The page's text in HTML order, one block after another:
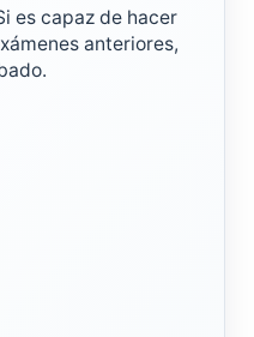
es capaz de hacer
anteriores,